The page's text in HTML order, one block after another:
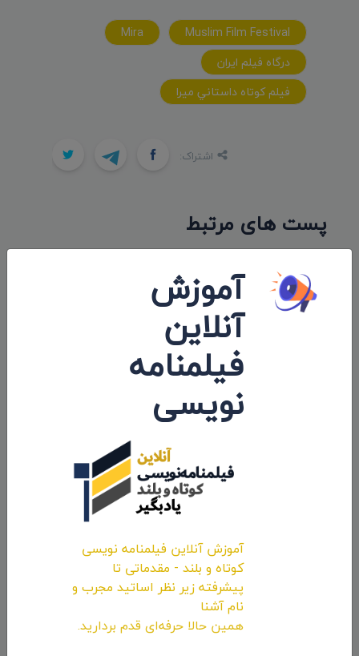
Muslim Film Festival
Mira
درگاه فيلم ايران
فيلم کوتاه داستاني ميرا
اشتراک:
پست های مرتبط
آموزش
آنلاین
فیلمنامه
نویسی
آموزش آنلاین فیلمنامه نویسی
کوتاه و بلند - مقدماتی تا
پیشرفته زیر نظر اساتید مجرب و
نام آشنا
همین حالا حرفه‌ای قدم بردارید.